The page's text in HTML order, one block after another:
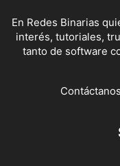
En Redes Binarias
interés, tutoriales,
tanto de software